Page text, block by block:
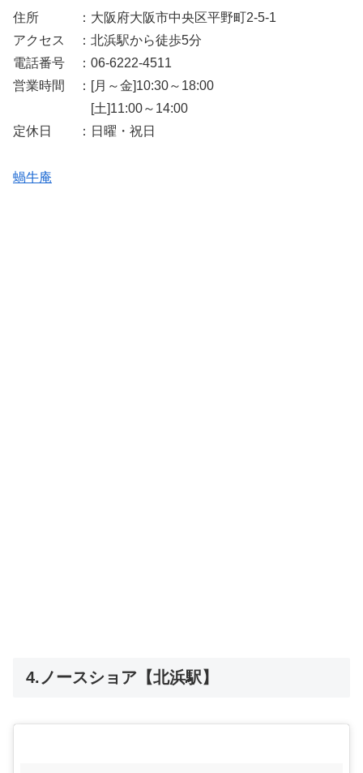
住所 ：大阪府大阪市中央区平野町2-5-1
アクセス ：北浜駅から徒歩5分
電話番号 ：06-6222-4511
営業時間 ：[月～金]10:30～18:00
[土]11:00～14:00
定休日 ：日曜・祝日
蝸牛庵
4.ノースショア【北浜駅】